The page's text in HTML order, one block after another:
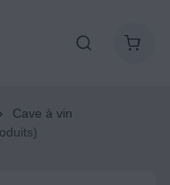
Cave à vin